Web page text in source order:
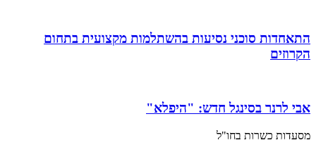
התאחדות סוכני נסיעות בהשתלמות מקצועית בתחום
הקרוזים
אבי לרנר בסינגל חדש: "היפלא"
מסעדות כשרות בחו"ל